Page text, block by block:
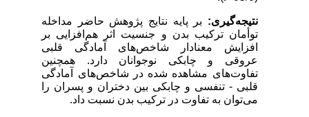
نتیجه‌گیری:بر پایه نتایج پژوهش حاضر مداخله
توأمان ترکیب بدن و جنسیت اثر هم‌افزایی بر
افزایش معنادار شاخص‌های آمادگی قلبی
عروقی و چابکی نوجوانان دارد. همچنین
تفاوت‌های مشاهده شده در شاخص‌های آمادگی
قلبی - تنفسی و چابکی بین دختران و پسران را
می‌توان به تفاوت در ترکیب بدن نسبت داد.